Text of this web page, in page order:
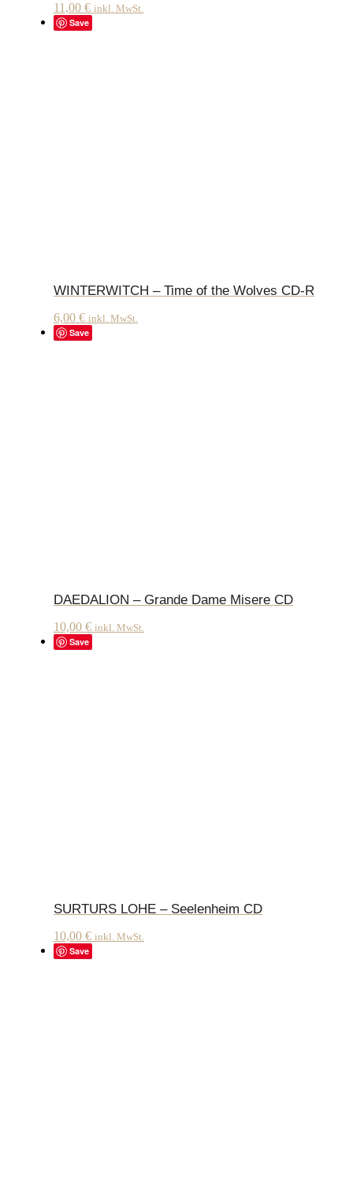
11,00 € inkl. MwSt.
Save
WINTERWITCH – Time of the Wolves CD-R
6,00 € inkl. MwSt.
Save
DAEDALION – Grande Dame Misere CD
10,00 € inkl. MwSt.
Save
SURTURS LOHE – Seelenheim CD
10,00 € inkl. MwSt.
Save